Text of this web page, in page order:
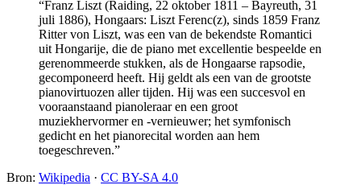
“Franz Liszt (Raiding, 22 oktober 1811 – Bayreuth, 31
juli 1886), Hongaars: Liszt Ferenc(z), sinds 1859 Franz
Ritter von Liszt, was een van de bekendste Romantici
uit Hongarije, die de piano met excellentie bespeelde en
gerenommeerde stukken, als de Hongaarse rapsodie,
gecomponeerd heeft. Hij geldt als een van de grootste
pianovirtuozen aller tijden. Hij was een succesvol en
vooraanstaand pianoleraar en een groot
muziekhervormer en -vernieuwer; het symfonisch
gedicht en het pianorecital worden aan hem
toegeschreven.”
Bron: Wikipedia · CC BY-SA 4.0